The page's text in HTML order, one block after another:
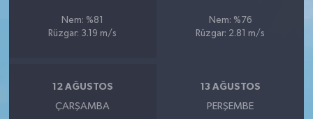
Nem: %81
Rüzgar: 3.19 m/s
Nem: %76
Rüzgar: 2.81 m/s
12 AĞUSTOS
ÇARŞAMBA
13 AĞUSTOS
PERŞEMBE